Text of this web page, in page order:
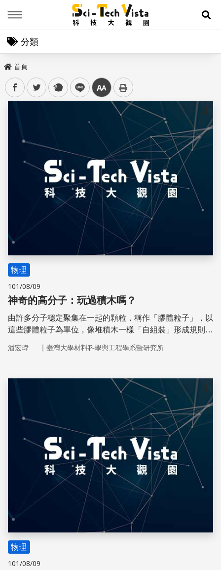
展
分類
首頁
facebooktwitter plurk line 中
儲存
物理
101/08/09
神奇的高分子：玩過積木嗎？
由許多分子穩定聚集在一起的顆粒，稱作「膠體粒子」，以
這些膠體粒子為單位，像堆積木一樣「自組裝」形成規則排
導電性高分子聚苯胺製備成具奈米結構的材料，就能提升感
潘宏瑋 ｜ 臺灣大學材料科學與工程學系暨研究所
儲存
物理
101/08/09